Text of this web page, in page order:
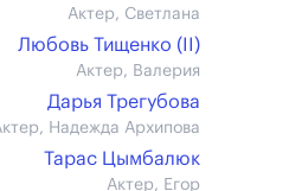
Актер, Светлана
Любовь Тищенко (II)
Актер, Валерия
Дарья Трегубова
Надежда Архипова
Тарас Цымбалюк
Актер, Егор